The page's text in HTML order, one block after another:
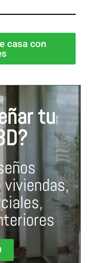
casa con
tu